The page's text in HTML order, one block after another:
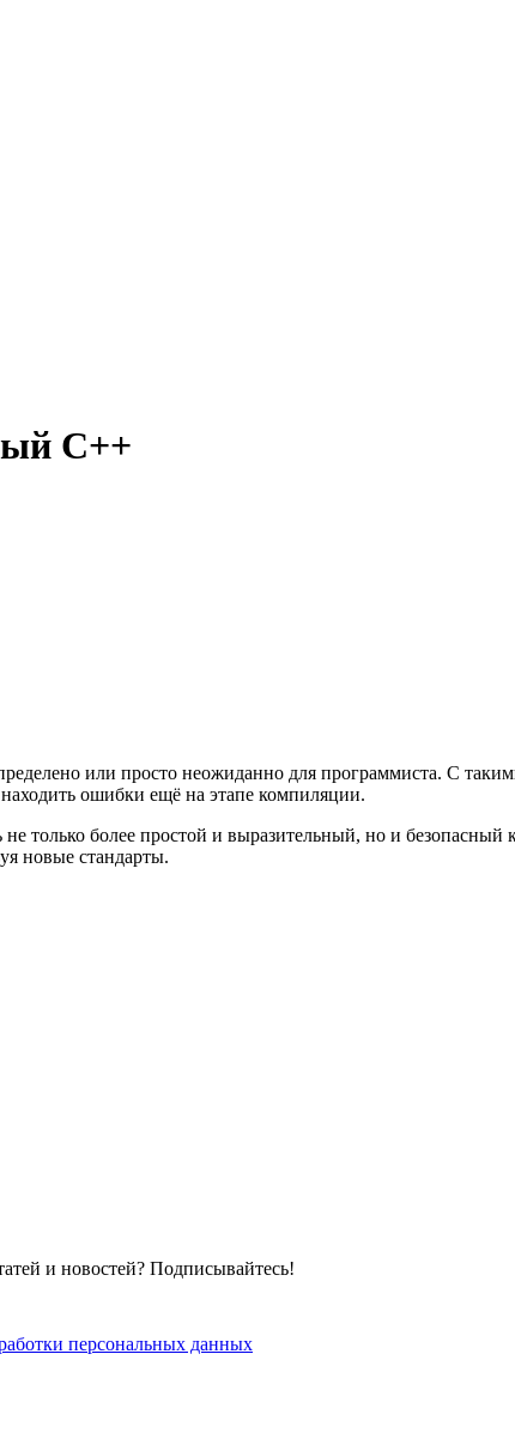
C++
или просто неожиданно для программиста. С
находить ошибки ещё на этапе компиляции.
только более простой и выразительный, но и безопасный
новые стандарты.
и новостей? Подписывайтесь!
персональных данных